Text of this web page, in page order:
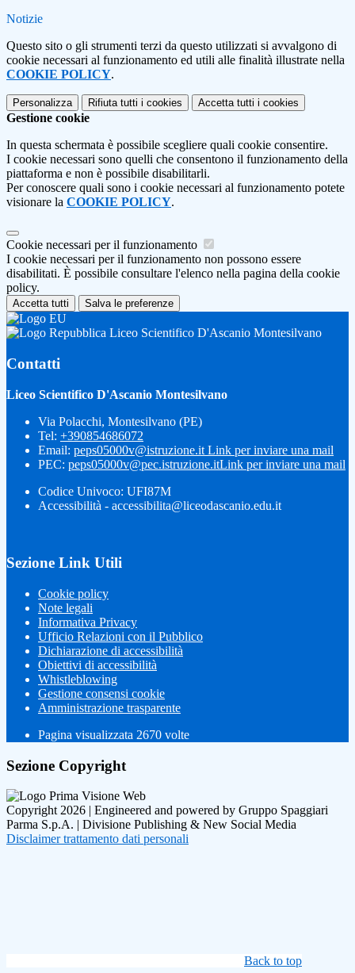
Notizie
Questo sito o gli strumenti terzi da questo utilizzati si avvalgono di
cookie necessari al funzionamento ed utili alle finalità illustrate nella
COOKIE POLICY.
Personalizza Rifiuta tutti i cookies Accetta tutti i cookies
Gestione cookie
In questa schermata è possibile scegliere quali cookie consentire.
I cookie necessari sono quelli che consentono il funzionamento della
piattaforma e non è possibile disabilitarli.
Per conoscere quali sono i cookie necessari al funzionamento potete
visionare la COOKIE POLICY.
Cookie necessari per il funzionamento
I cookie necessari per il funzionamento non possono essere
disabilitati. È possibile consultare l'elenco nella pagina della cookie
policy.
Accetta tutti Salva le preferenze
Liceo Scientifico D'Ascanio Montesilvano
Contatti
Liceo Scientifico D'Ascanio Montesilvano
Via Polacchi, Montesilvano (PE)
Tel: +390854686072
Email: peps05000v@istruzione.it Link per inviare una mail
PEC: peps05000v@pec.istruzione.itLink per inviare una mail
Codice Univoco: UFI87M
Accessibilità - accessibilita@liceodascanio.edu.it
Sezione Link Utili
Cookie policy
Note legali
Informativa Privacy
Ufficio Relazioni con il Pubblico
Dichiarazione di accessibilità
Obiettivi di accessibilità
Whistleblowing
Gestione consensi cookie
Amministrazione trasparente
Pagina visualizzata 2670 volte
Sezione Copyright
Copyright 2026 | Engineered and powered by Gruppo Spaggiari
Parma S.p.A. | Divisione Publishing & New Social Media
Disclaimer trattamento dati personali
Back to top